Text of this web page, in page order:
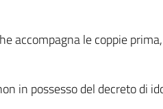
accompagna le coppie
in possesso del decreto di